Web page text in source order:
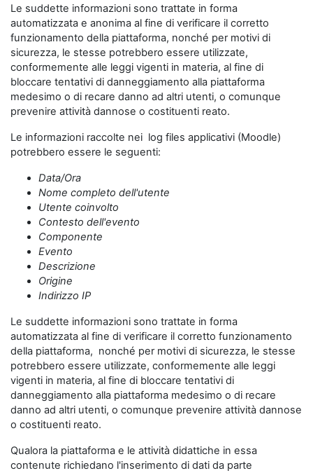
Le suddette informazioni sono trattate in forma
automatizzata e anonima al fine di verificare il corretto
funzionamento della piattaforma, nonché per motivi di
sicurezza, le stesse potrebbero essere utilizzate,
conformemente alle leggi vigenti in materia, al fine di
bloccare tentativi di danneggiamento alla piattaforma
medesimo o di recare danno ad altri utenti, o comunque
prevenire attività dannose o costituenti reato.
Le informazioni raccolte nei log files applicativi (Moodle)
potrebbero essere le seguenti:
Data/Ora
Nome completo dell'utente
Utente coinvolto
Contesto dell'evento
Componente
Evento
Descrizione
Origine
Indirizzo IP
Le suddette informazioni sono trattate in forma
automatizzata al fine di verificare il corretto funzionamento
della piattaforma, nonché per motivi di sicurezza, le stesse
potrebbero essere utilizzate, conformemente alle leggi
vigenti in materia, al fine di bloccare tentativi di
danneggiamento alla piattaforma medesimo o di recare
danno ad altri utenti, o comunque prevenire attività dannose
o costituenti reato.
Qualora la piattaforma e le attività didattiche in essa
contenute richiedano l'inserimento di dati da parte